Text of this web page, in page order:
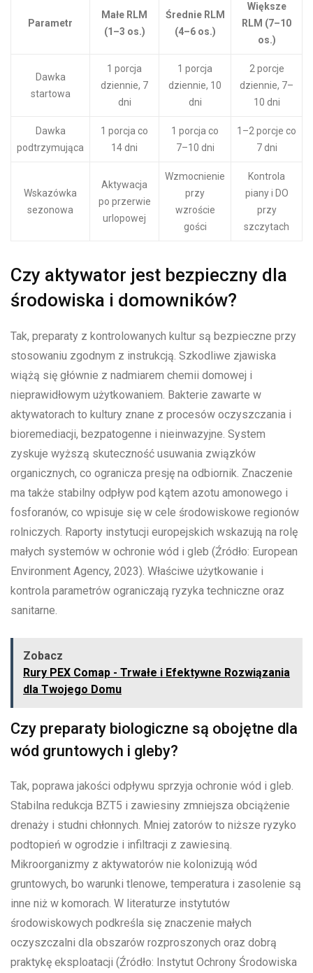
Parametr
Małe RLM
(1–3 os.)
Średnie RLM
(4–6 os.)
Większe
RLM (7–10
os.)
Dawka
startowa
1 porcja
dziennie, 7
dni
1 porcja
dziennie, 10
dni
2 porcje
dziennie, 7–
10 dni
Dawka
podtrzymująca
1 porcja co
14 dni
1 porcja co
7–10 dni
1–2 porcje co
7 dni
Wskazówka
sezonowa
Aktywacja
po przerwie
urlopowej
Wzmocnienie
przy
wzroście
gości
Kontrola
piany i DO
przy
szczytach
Czy aktywator jest bezpieczny dla
środowiska i domowników?
Tak, preparaty z kontrolowanych kultur są bezpieczne przy
stosowaniu zgodnym z instrukcją. Szkodliwe zjawiska
wiążą się głównie z nadmiarem chemii domowej i
nieprawidłowym użytkowaniem. Bakterie zawarte w
aktywatorach to kultury znane z procesów oczyszczania i
bioremediacji, bezpatogenne i nieinwazyjne. System
zyskuje wyższą skuteczność usuwania związków
organicznych, co ogranicza presję na odbiornik. Znaczenie
ma także stabilny odpływ pod kątem azotu amonowego i
fosforanów, co wpisuje się w cele środowiskowe regionów
rolniczych. Raporty instytucji europejskich wskazują na rolę
małych systemów w ochronie wód i gleb (Źródło: European
Environment Agency, 2023). Właściwe użytkowanie i
kontrola parametrów ograniczają ryzyka techniczne oraz
sanitarne.
Zobacz
Rury PEX Comap - Trwałe i Efektywne Rozwiązania
dla Twojego Domu
Czy preparaty biologiczne są obojętne dla
wód gruntowych i gleby?
Tak, poprawa jakości odpływu sprzyja ochronie wód i gleb.
Stabilna redukcja BZT5 i zawiesiny zmniejsza obciążenie
drenaży i studni chłonnych. Mniej zatorów to niższe ryzyko
podtopień w ogrodzie i infiltracji z zawiesiną.
Mikroorganizmy z aktywatorów nie kolonizują wód
gruntowych, bo warunki tlenowe, temperatura i zasolenie są
inne niż w komorach. W literaturze instytutów
środowiskowych podkreśla się znaczenie małych
oczyszczalni dla obszarów rozproszonych oraz dobrą
praktykę eksploatacji (Źródło: Instytut Ochrony Środowiska